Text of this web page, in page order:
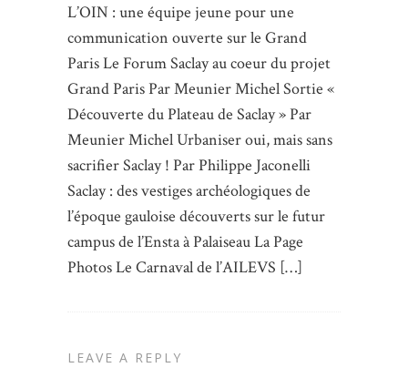
L’OIN : une équipe jeune pour une
communication ouverte sur le Grand
Paris Le Forum Saclay au coeur du projet
Grand Paris Par Meunier Michel Sortie «
Découverte du Plateau de Saclay » Par
Meunier Michel Urbaniser oui, mais sans
sacrifier Saclay ! Par Philippe Jaconelli
Saclay : des vestiges archéologiques de
l’époque gauloise découverts sur le futur
campus de l’Ensta à Palaiseau La Page
Photos Le Carnaval de l’AILEVS […]
LEAVE A REPLY